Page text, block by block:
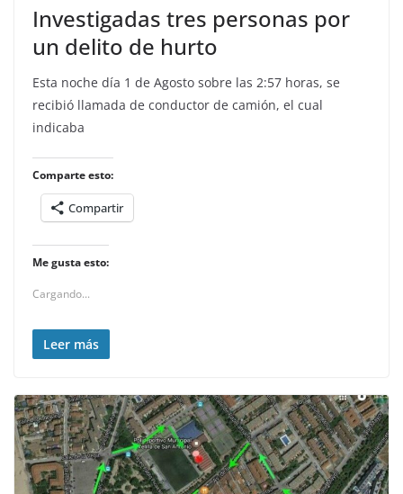
Investigadas tres personas por
un delito de hurto
Esta noche día 1 de Agosto sobre las 2:57 horas, se
recibió llamada de conductor de camión, el cual
indicaba
Comparte esto:
Compartir
Me gusta esto:
Cargando...
Leer más